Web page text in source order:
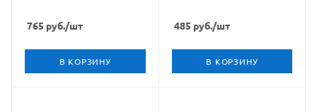
765 руб./шт
В КОРЗИНУ
485 руб./шт
В КОРЗИНУ